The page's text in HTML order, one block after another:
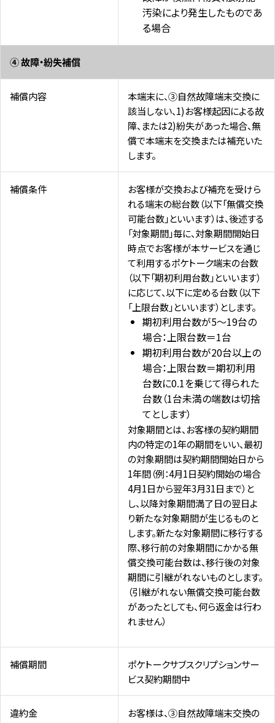
汚染により発生したものであ
る場合
④ 故障・紛失補償
補償内容
本端末に、③自然故障端末交換に
該当しない、1)お客様起因による故
障、または2)紛失があった場合、無
償で本端末を交換または補充いた
します。
補償条件
お客様が交換および補充を受けら
れる端末の総台数（以下「無償交換
可能台数」といいます）は、後述する
「対象期間」毎に、対象期間開始日
時点でお客様が本サービスを通じ
て利用するポケトーク端末の台数
（以下「期初利用台数」といいます）
に応じて、以下に定める台数（以下
「上限台数」といいます）とします。
期初利用台数が5～19台の
場合：上限台数＝1台
期初利用台数が20台以上の
場合：上限台数＝期初利用
台数に0.1を乗じて得られた
台数（1台未満の端数は切捨
てとします）
対象期間とは、お客様の契約期間
内の特定の1年の期間をいい、最初
の対象期間は契約期間開始日から
1年間（例：4月1日契約開始の場合
4月1日から翌年3月31日まで）と
し、以降対象期間満了日の翌日よ
り新たな対象期間が生じるものと
します。新たな対象期間に移行する
際、移行前の対象期間にかかる無
償交換可能台数は、移行後の対象
期間に引継がれないものとします。
（引継がれない無償交換可能台数
があったとしても、何ら返金は行わ
れません）
補償期間
ポケトークサブスクリプションサー
ビス契約期間中
違約金
お客様は、③自然故障端末交換の